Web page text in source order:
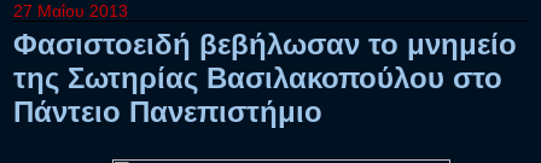
27 Μαΐου 2013
Φασιστοειδή βεβήλωσαν το μνημείο
της Σωτηρίας Βασιλακοπούλου στο
Πάντειο Πανεπιστήμιο